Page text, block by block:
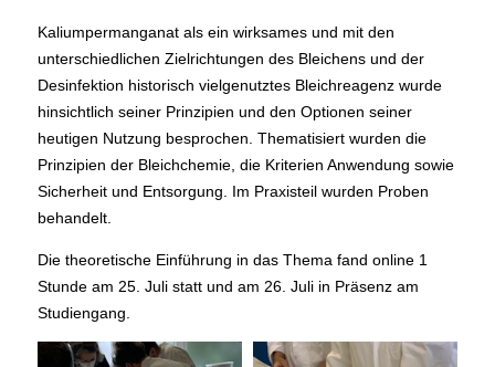
Kaliumpermanganat als ein wirksames und mit den
unterschiedlichen Zielrichtungen des Bleichens und der
Desinfektion historisch vielgenutztes Bleichreagenz wurde
hinsichtlich seiner Prinzipien und den Optionen seiner
heutigen Nutzung besprochen. Thematisiert wurden die
Prinzipien der Bleichchemie, die Kriterien Anwendung sowie
Sicherheit und Entsorgung. Im Praxisteil wurden Proben
behandelt.
Die theoretische Einführung in das Thema fand online 1
Stunde am 25. Juli statt und am 26. Juli in Präsenz am
Studiengang.